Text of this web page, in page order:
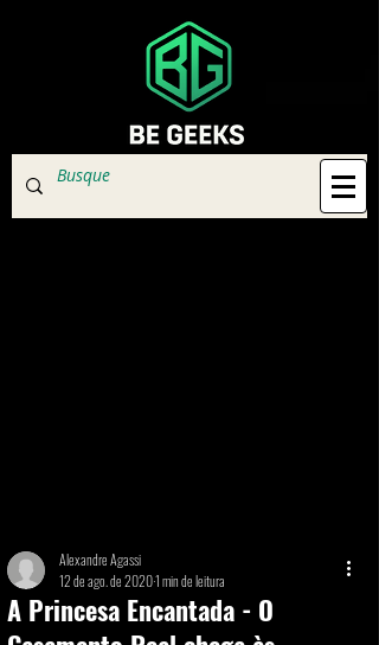
A Princesa Encantada - O
Alexandre Agassi
12 de ago. de 20201 min de leitura